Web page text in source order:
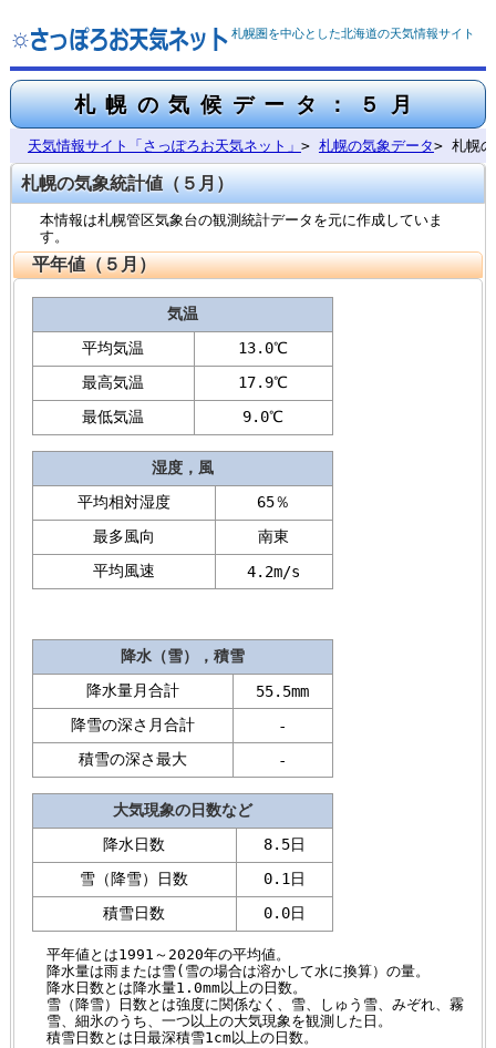
札幌圏を中心とした北海道の天気情報サイト
札幌の気候データ：５月
天気情報サイト「さっぽろお天気ネット」 > 札幌の気象データ> 札幌の
札幌の気象統計値（５月）
本情報は札幌管区気象台の観測統計データを元に作成していま
す。
平年値（５月）
気温
平均気温
13.0℃
最高気温
17.9℃
最低気温
9.0℃
湿度，風
平均相対湿度
65％
最多風向
南東
平均風速
4.2m/s
降水（雪），積雪
降水量月合計
55.5mm
降雪の深さ月合計
-
積雪の深さ最大
-
大気現象の日数など
降水日数
8.5日
雪（降雪）日数
0.1日
積雪日数
0.0日
平年値とは1991～2020年の平均値。
降水量は雨または雪(雪の場合は溶かして水に換算）の量。
降水日数とは降水量1.0mm以上の日数。
雪（降雪）日数とは強度に関係なく、雪、しゅう雪、みぞれ、霧
雪、細氷のうち、一つ以上の大気現象を観測した日。
積雪日数とは日最深積雪1cm以上の日数。